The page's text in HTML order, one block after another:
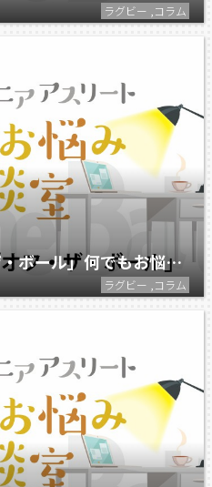
ラグビー ,コラム
「小野澤宏時のオフ・ザ・ボール」何でもお悩み相談室（9）
ラグビー ,コラム